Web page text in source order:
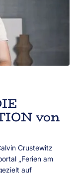
von
Crustewitz
„Ferien am
auf